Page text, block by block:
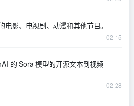
电影、电视剧、动漫和其他节目。
02-15
的 Sora 模型的开源文本到视频
02-28